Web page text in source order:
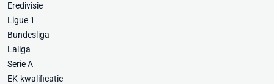
Eredivisie
Ligue 1
Bundesliga
Laliga
Serie A
EK-kwalificatie